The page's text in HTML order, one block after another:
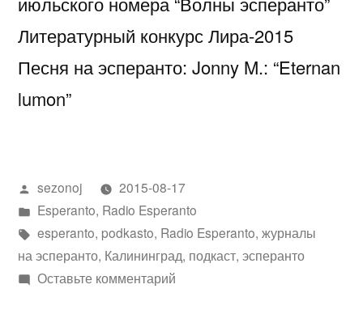
Литературный конкурс Лира-2015
Песня на эсперанто: Jonny M.: “Eternan
lumon”
Написано
автором
sezonoj
2015-08-17
Написано
в
Esperanto, Radio Esperanto
Метки:
esperanto, podkasto, Radio Esperanto, журналы
на эсперанто, Калининград, подкаст, эсперанто
Оставьте комментарийк